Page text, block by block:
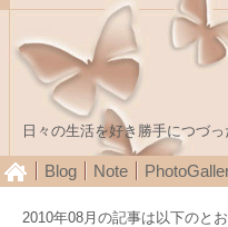
日々の生活を好き勝手につづ
Blog Note
2010年08月の記事は以下のとお